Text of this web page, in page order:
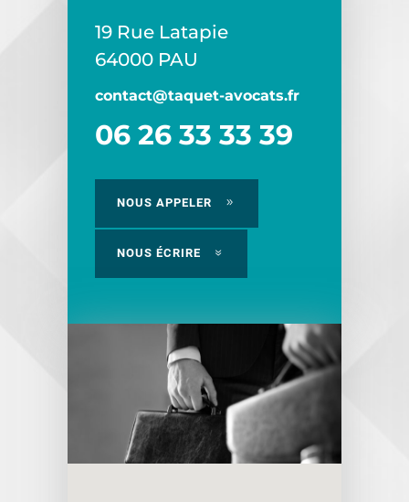
19 Rue Latapie
64000 PAU
contact@taquet-avocats.fr
06 26 33 33 39
NOUS APPELER
NOUS ÉCRIRE